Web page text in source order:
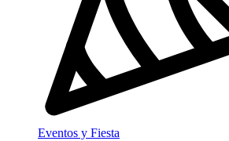
Eventos y Fiesta